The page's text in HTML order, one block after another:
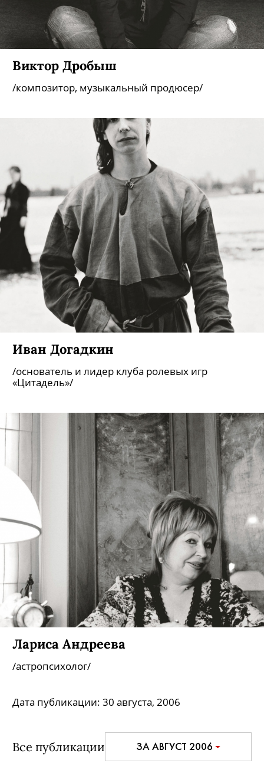
Виктор Дробыш
/композитор, музыкальный продюсер/
Иван Догадкин
/основатель и лидер клуба ролевых игр
«Цитадель»/
Лариса Андреева
/астропсихолог/
Дата публикации: 30 августа, 2006
Все публикации ЗА АВГУСТ 2006